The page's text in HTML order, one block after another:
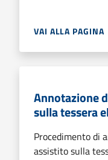
VAI ALLA PAGINA
Annotazione
sulla tessera
Procedimento di
assistito sulla